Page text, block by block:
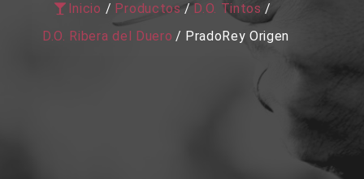
Inicio / Productos / D.O. Tintos /
D.O. Ribera del Duero / PradoRey Origen